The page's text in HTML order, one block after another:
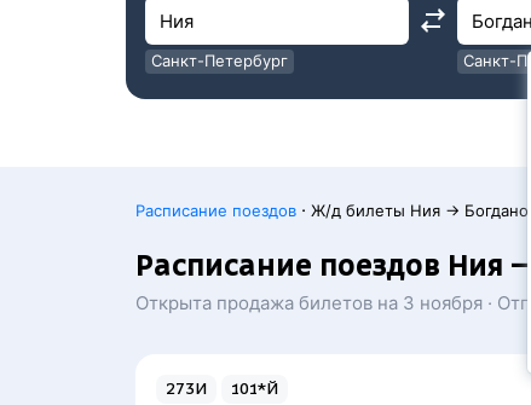
Санкт-Петербург
Санкт-
Расписание поездов · Ж/д билеты Ния →
Расписание поездов Ния
Открыта продажа билетов на 3 ноября ·
273И 101*Й